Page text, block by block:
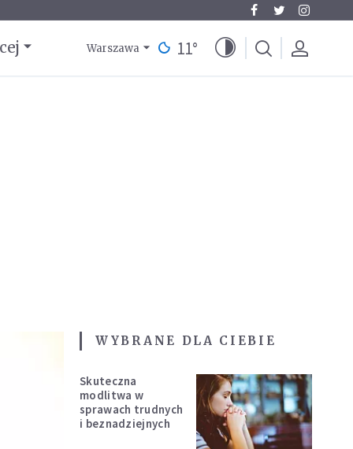
Warszawa 11°
WYBRANE DLA CIEBIE
Skuteczna
modlitwa w
sprawach trudnych
i beznadziejnych